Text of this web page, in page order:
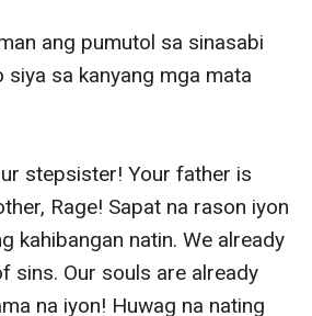
ang pumutol sa sinasabi
siya sa kanyang mga mata
stepsister! Your father is
Rage! Sapat na rason iyon
kahibangan natin. We already
sins. Our souls are already
na iyon! Huwag na nating